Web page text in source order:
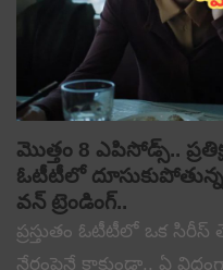
మొత్తం 8 ఎపిసోడ్స్..
ఓటీటీలో
వన్ ట్రెండింగ్..
ప్రస్తుతం ఓటీటీలో ఒక సిరీస్
నేరంపైనే కాకుండా.. ఏ